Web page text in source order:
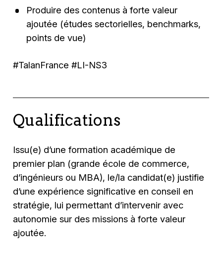
Produire des contenus à forte valeur
ajoutée (études sectorielles, benchmarks,
points de vue)
#TalanFrance #LI-NS3
Qualifications
Issu(e) d’une formation académique de
premier plan (grande école de commerce,
d’ingénieurs ou MBA), le/la candidat(e) justifie
d’une expérience significative en conseil en
stratégie, lui permettant d’intervenir avec
autonomie sur des missions à forte valeur
ajoutée.